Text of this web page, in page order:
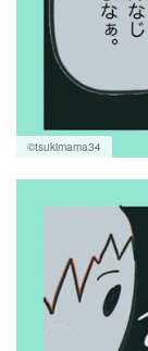
©tsukimama34